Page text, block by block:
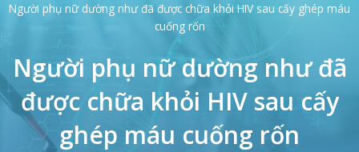
Người phụ nữ dường như đã được chữa khỏi HIV sau cấy ghép máu
cuống rốn
Người phụ nữ dường như đã
được chữa khỏi HIV sau cấy
ghép máu cuống rốn